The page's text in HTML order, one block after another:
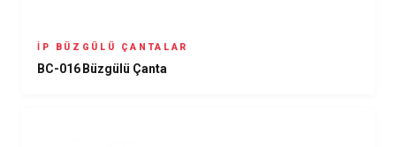
İP BÜZGÜLÜ ÇANTALAR
BC-016 Büzgülü Çanta